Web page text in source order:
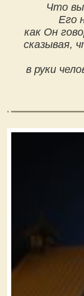
Что
Его
как Он
сказывая,
в руки